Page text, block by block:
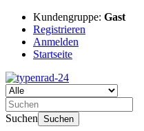
Kundengruppe: Gast
Registrieren
Anmelden
Startseite
Suchen Suchen